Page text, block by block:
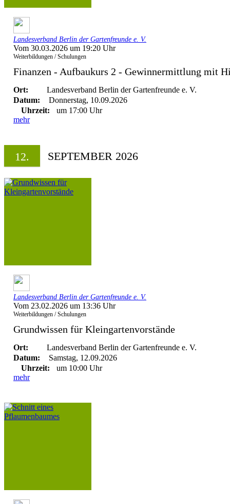
Landesverband Berlin der Gartenfreunde e. V.
Vom 30.03.2026 um 19:20 Uhr
Weiterbildungen / Schulungen
Finanzen - Aufbaukurs 2 - Gewinnermittlung mit
Ort:
Landesverband Berlin der Gartenfreunde e. V.
Datum:
Donnerstag, 10.09.2026
Uhrzeit:
um 17:00 Uhr
mehr
12. SEPTEMBER 2026
Landesverband Berlin der Gartenfreunde e. V.
Vom 23.02.2026 um 13:36 Uhr
Weiterbildungen / Schulungen
Grundwissen für Kleingartenvorstände
Ort:
Landesverband Berlin der Gartenfreunde e. V.
Datum:
Samstag, 12.09.2026
Uhrzeit:
um 10:00 Uhr
mehr